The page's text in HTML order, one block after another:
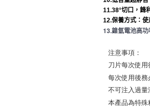
11.38°切口，鋒
12.保養方式：
13.鎳氫電池高
注意事項：
刀片每次使用
每次使用後
不可注入過
本產品為特殊